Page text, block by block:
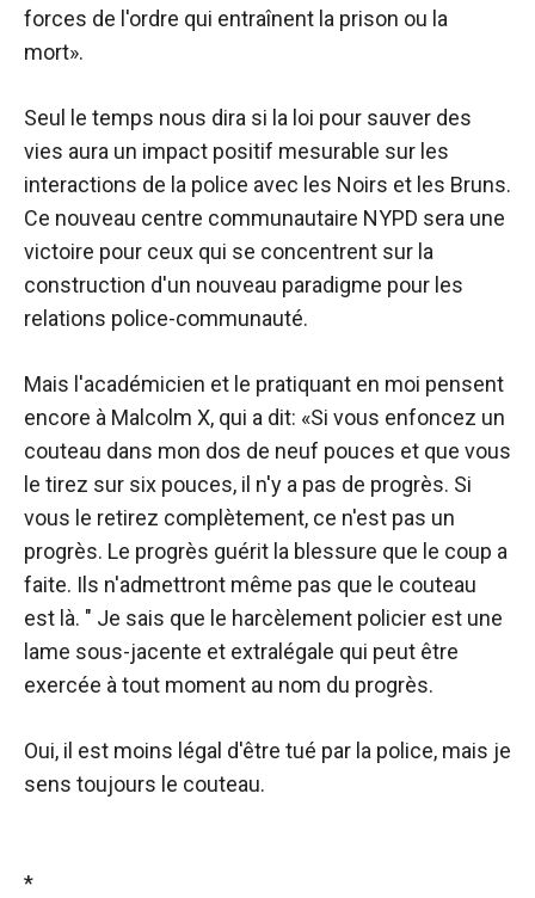
forces de l'ordre qui entraînent la prison ou la
mort».
Seul le temps nous dira si la loi pour sauver des
vies aura un impact positif mesurable sur les
interactions de la police avec les Noirs et les Bruns.
Ce nouveau centre communautaire NYPD sera une
victoire pour ceux qui se concentrent sur la
construction d'un nouveau paradigme pour les
relations police-communauté.
Mais l'académicien et le pratiquant en moi pensent
encore à Malcolm X, qui a dit: «Si vous enfoncez un
couteau dans mon dos de neuf pouces et que vous
le tirez sur six pouces, il n'y a pas de progrès. Si
vous le retirez complètement, ce n'est pas un
progrès. Le progrès guérit la blessure que le coup a
faite. Ils n'admettront même pas que le couteau
est là. " Je sais que le harcèlement policier est une
lame sous-jacente et extralégale qui peut être
exercée à tout moment au nom du progrès.
Oui, il est moins légal d'être tué par la police, mais je
sens toujours le couteau.
*